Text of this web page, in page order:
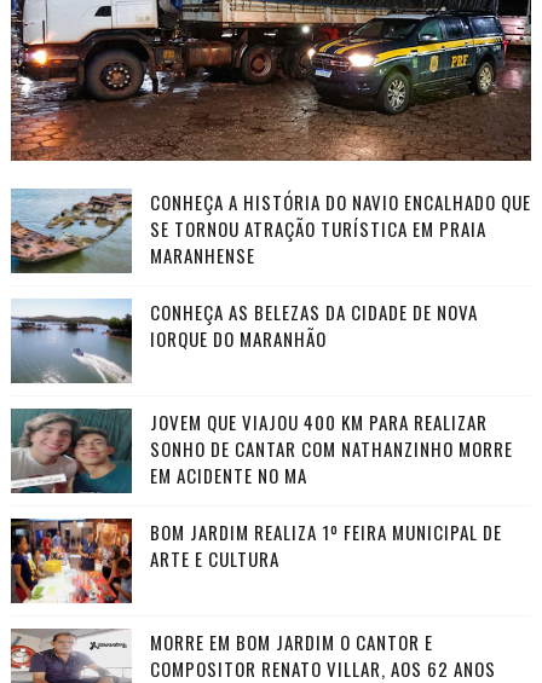
CONHEÇA A HISTÓRIA DO NAVIO ENCALHADO QUE
SE TORNOU ATRAÇÃO TURÍSTICA EM PRAIA
MARANHENSE
CONHEÇA AS BELEZAS DA CIDADE DE NOVA
IORQUE DO MARANHÃO
JOVEM QUE VIAJOU 400 KM PARA REALIZAR
SONHO DE CANTAR COM NATHANZINHO MORRE
EM ACIDENTE NO MA
BOM JARDIM REALIZA 1º FEIRA MUNICIPAL DE
ARTE E CULTURA
MORRE EM BOM JARDIM O CANTOR E
COMPOSITOR RENATO VILLAR, AOS 62 ANOS